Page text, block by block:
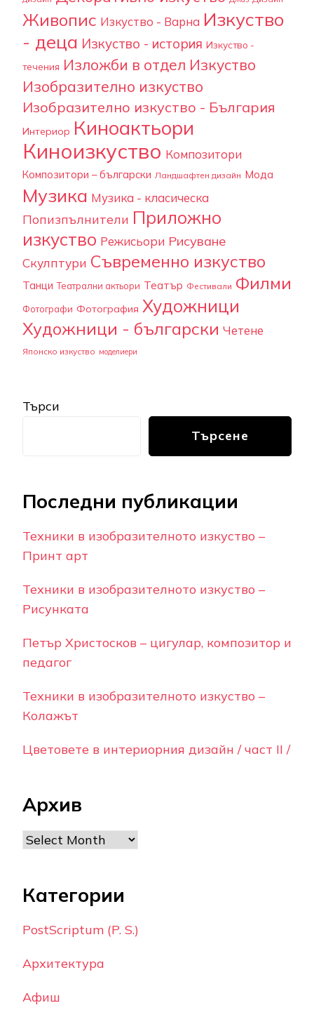
Живопис Изкуство - Варна Изкуство
- деца Изкуство - история Изкуство -
течения Изложби в отдел Изкуство
Изобразително изкуство
Изобразително изкуство - България
Интериор Киноактьори
Киноизкуство Композитори
Композитори – български Ландшафтен дизайн Мода
Музика Музика - класическа
Попизпълнители Приложно
изкуство Режисьори Рисуване
Скулптури Съвременно изкуство
Танци Театрални актьори Театър Фестивали Филми
Фотографи Фотография Художници
Художници - български Четене
Японско изкуство моделиери
Търси
Търсене
Последни публикации
Техники в изобразителното изкуство –
Принт арт
Техники в изобразителното изкуство –
Рисунката
Петър Христосков – цигулар, композитор и
педагог
Техники в изобразителното изкуство –
Колажът
Цветовете в интериорния дизайн / част II /
Архив
Archives
Категории
PostScriptum (P. S.)
Архитектура
Афиш